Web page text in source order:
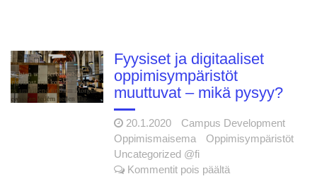
Fyysiset ja digitaaliset
oppimisympäristöt
muuttuvat – mikä pysyy?
20.1.2020
Campus Development
Oppimismaisema
Oppimisympäristöt
Uncategorized @fi
Kommentit pois päältä